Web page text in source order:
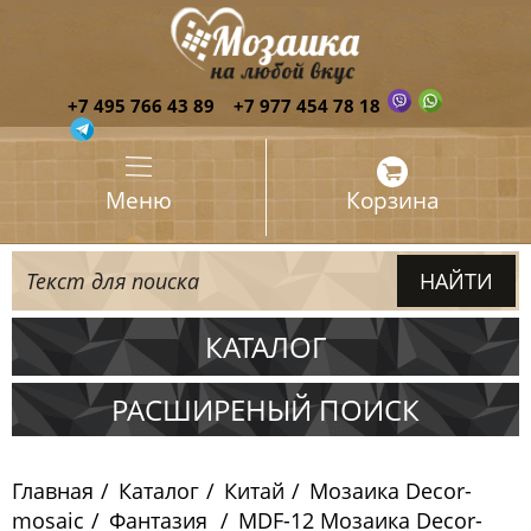
+7 495 766 43 89 +7 977 454 78 18
Меню Корзина
КАТАЛОГ
Испания
Китай
РАСШИРЕНЫЙ ПОИСК
Главная Каталог Китай
Мозаика Decor-
mosaic
Фантазия
MDF-12 Мозаика Decor-